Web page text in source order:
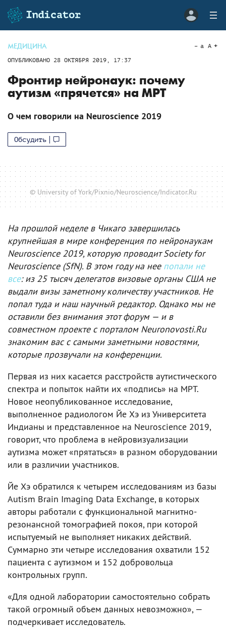
МЕДИЦИНА
ОПУБЛИКОВАНО 28 ОКТЯБРЯ 2019, 17:37
a A
Фронтир нейронаук: почему
аутизм «прячется» на МРТ
О чем говорили на Neuroscience 2019
Обсудить
© University of York/Pixnio/Neuroscience/Indicator.Ru
На прошлой неделе в Чикаго завершилась
крупнейшая в мире конференция по нейронаукам
Neuroscience 2019, которую проводит Society for
Neuroscience (SfN). В этом году на нее попали не
все: из 25 тысяч делегатов визовые органы США не
выдали визы заметному количеству участников. Не
попал туда и наш научный редактор. Однако мы не
оставили без внимания этот форум — и в
совместном проекте с порталом Neuronovosti.Ru
знакомим вас с самыми заметными новостями,
которые прозвучали на конференции.
Первая из них касается расстройств аутистического
спектра и попыток найти их «подпись» на МРТ.
Новое неопубликованное исследование,
выполненное радиологом Йе Хэ из Университета
Индианы и представленное на Neuroscience 2019,
говорит, что проблема в нейровизуализации
аутизма может «прятаться» в разном оборудовании
или в различии участников.
Йе Хэ обратился к четырем исследованиям из базы
Autism Brain Imaging Data Exchange, в которых
авторы работали с функциональной магнитно-
резонансной томографией покоя, при которой
испытуемый не выполняет никаких действий.
Суммарно эти четыре исследования охватили 152
пациента с аутизмом и 152 добровольца
контрольных групп.
«Для одной лаборатории самостоятельно собрать
такой огромный объем данных невозможно», —
подчеркивает исследователь.